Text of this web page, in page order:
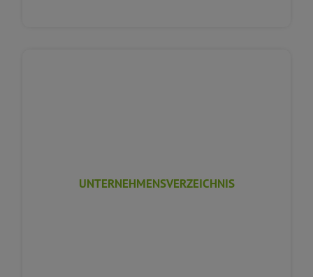
UNTERNEHMENSVERZEICHNIS